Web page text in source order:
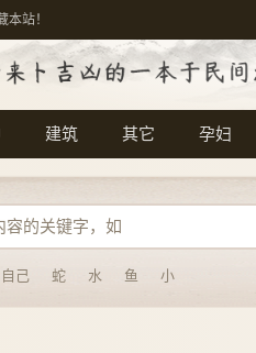
站！
建筑 其它 孕妇
自己 蛇 水 鱼 小